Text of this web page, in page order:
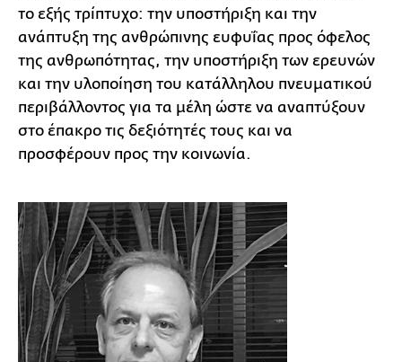
το εξής τρίπτυχο: την υποστήριξη και την
ανάπτυξη της ανθρώπινης ευφυΐας προς όφελος
της ανθρωπότητας, την υποστήριξη των ερευνών
και την υλοποίηση του κατάλληλου πνευματικού
περιβάλλοντος για τα μέλη ώστε να αναπτύξουν
στο έπακρο τις δεξιότητές τους και να
προσφέρουν προς την κοινωνία.